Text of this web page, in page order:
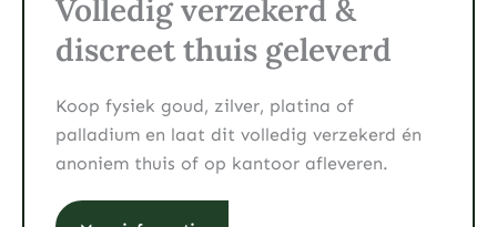
Volledig verzekerd &
discreet thuis geleverd
Koop fysiek goud, zilver, platina of
palladium en laat dit volledig verzekerd én
anoniem thuis of op kantoor afleveren.